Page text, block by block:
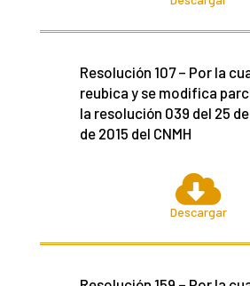
Resolución 107 – Por la
reubica y se modifica
la resolución 039 del 25
de 2015 del CNMH

Descargar